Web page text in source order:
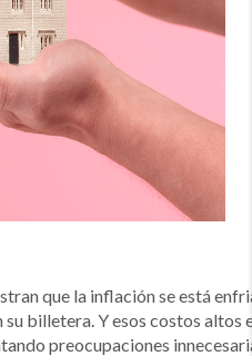
que la inflación se está
billetera. Y esos costos altos
preocupaciones